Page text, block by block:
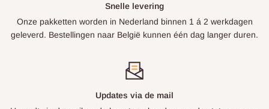
Snelle levering
Onze pakketten worden in Nederland binnen 1 á 2 werkdagen
geleverd. Bestellingen naar België kunnen één dag langer duren.
Updates via de mail